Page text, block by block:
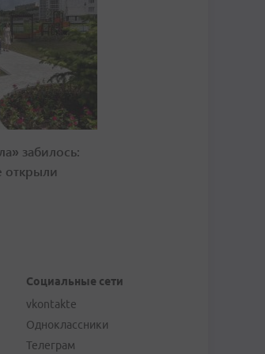
забилось:
открыли
Социальные сети
vkontakte
Одноклассники
Телеграм